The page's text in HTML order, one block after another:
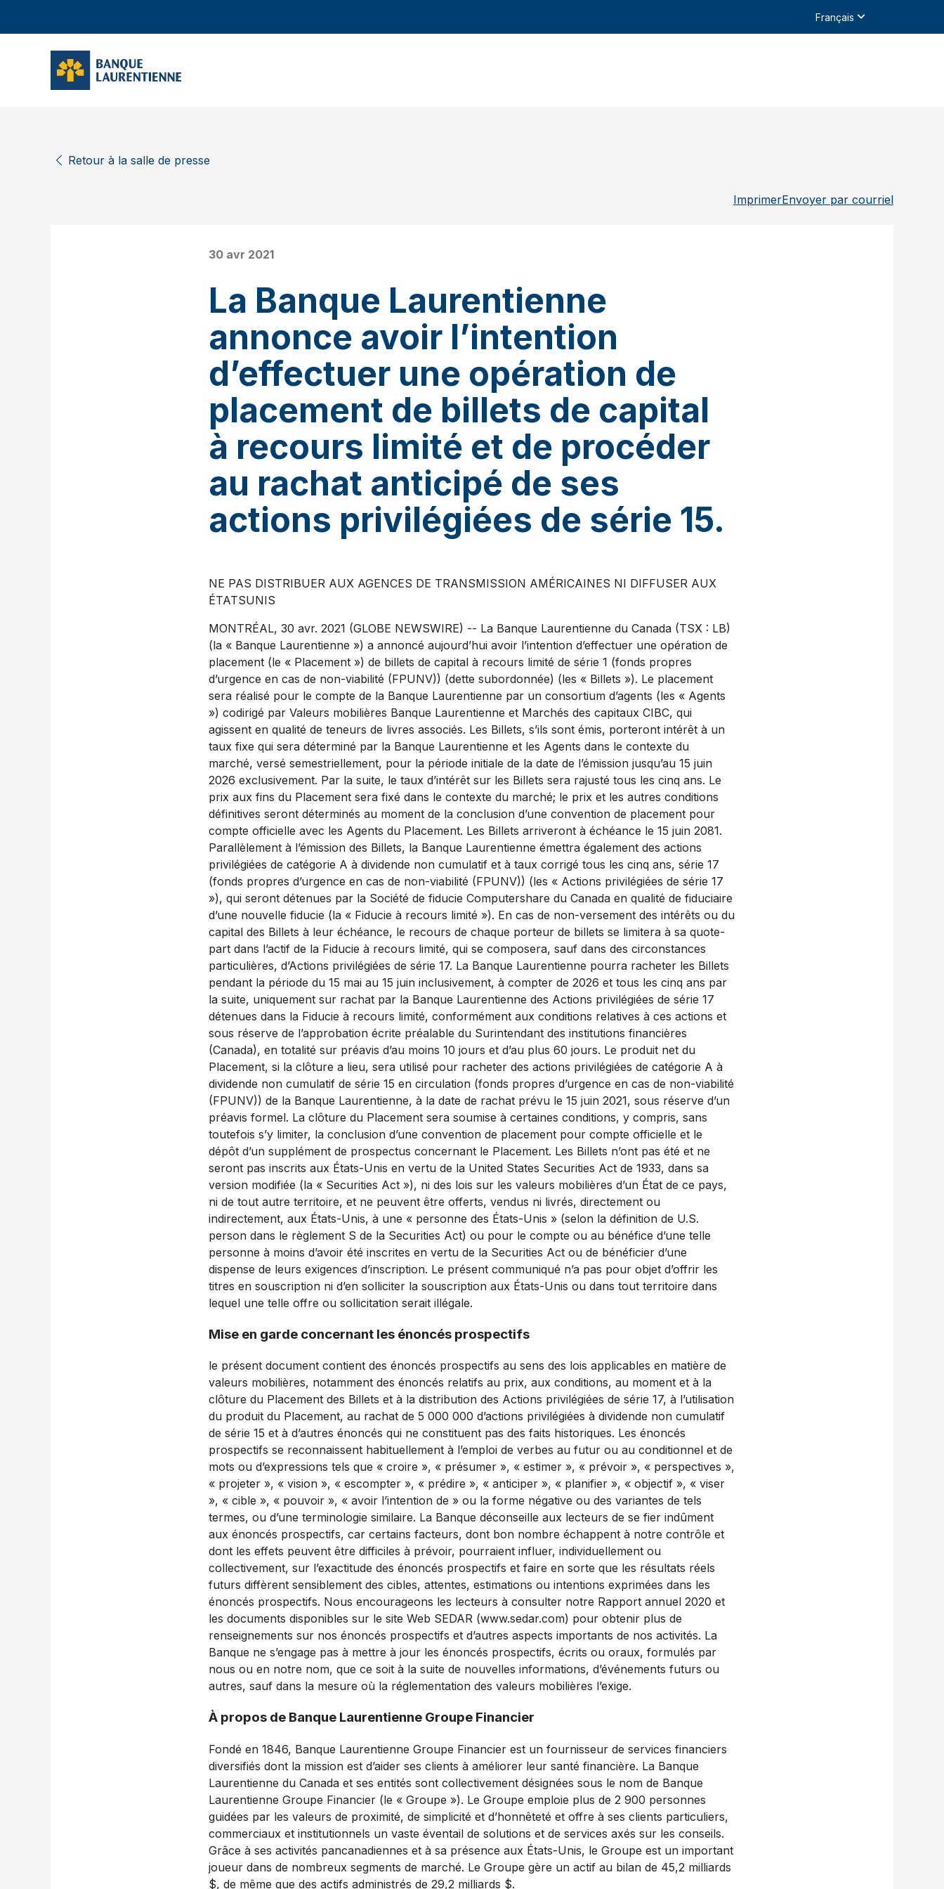
Français
Retour à la salle de presse
ImprimerEnvoyer par courriel
30 avr 2021
La Banque Laurentienne
annonce avoir l’intention
d’effectuer une opération de
placement de billets de capital
à recours limité et de procéder
au rachat anticipé de ses
actions privilégiées de série 15.
NE PAS DISTRIBUER AUX AGENCES DE TRANSMISSION AMÉRICAINES NI DIFFUSER AUX
ÉTATSUNIS
MONTRÉAL, 30 avr. 2021 (GLOBE NEWSWIRE) -- La Banque Laurentienne du Canada (TSX : LB)
(la « Banque Laurentienne ») a annoncé aujourd’hui avoir l’intention d’effectuer une opération de
placement (le « Placement ») de billets de capital à recours limité de série 1 (fonds propres
d’urgence en cas de non-viabilité (FPUNV)) (dette subordonnée) (les « Billets »). Le placement
sera réalisé pour le compte de la Banque Laurentienne par un consortium d’agents (les « Agents
») codirigé par Valeurs mobilières Banque Laurentienne et Marchés des capitaux CIBC, qui
agissent en qualité de teneurs de livres associés. Les Billets, s’ils sont émis, porteront intérêt à un
taux fixe qui sera déterminé par la Banque Laurentienne et les Agents dans le contexte du
marché, versé semestriellement, pour la période initiale de la date de l’émission jusqu’au 15 juin
2026 exclusivement. Par la suite, le taux d’intérêt sur les Billets sera rajusté tous les cinq ans. Le
prix aux fins du Placement sera fixé dans le contexte du marché; le prix et les autres conditions
définitives seront déterminés au moment de la conclusion d’une convention de placement pour
compte officielle avec les Agents du Placement. Les Billets arriveront à échéance le 15 juin 2081.
Parallèlement à l’émission des Billets, la Banque Laurentienne émettra également des actions
privilégiées de catégorie A à dividende non cumulatif et à taux corrigé tous les cinq ans, série 17
(fonds propres d’urgence en cas de non-viabilité (FPUNV)) (les « Actions privilégiées de série 17
»), qui seront détenues par la Société de fiducie Computershare du Canada en qualité de fiduciaire
d’une nouvelle fiducie (la « Fiducie à recours limité »). En cas de non-versement des intérêts ou du
capital des Billets à leur échéance, le recours de chaque porteur de billets se limitera à sa quote-
part dans l’actif de la Fiducie à recours limité, qui se composera, sauf dans des circonstances
particulières, d’Actions privilégiées de série 17. La Banque Laurentienne pourra racheter les Billets
pendant la période du 15 mai au 15 juin inclusivement, à compter de 2026 et tous les cinq ans par
la suite, uniquement sur rachat par la Banque Laurentienne des Actions privilégiées de série 17
détenues dans la Fiducie à recours limité, conformément aux conditions relatives à ces actions et
sous réserve de l’approbation écrite préalable du Surintendant des institutions financières
(Canada), en totalité sur préavis d’au moins 10 jours et d’au plus 60 jours. Le produit net du
Placement, si la clôture a lieu, sera utilisé pour racheter des actions privilégiées de catégorie A à
dividende non cumulatif de série 15 en circulation (fonds propres d’urgence en cas de non-viabilité
(FPUNV)) de la Banque Laurentienne, à la date de rachat prévu le 15 juin 2021, sous réserve d’un
préavis formel. La clôture du Placement sera soumise à certaines conditions, y compris, sans
toutefois s’y limiter, la conclusion d’une convention de placement pour compte officielle et le
dépôt d’un supplément de prospectus concernant le Placement. Les Billets n’ont pas été et ne
seront pas inscrits aux États-Unis en vertu de la United States Securities Act de 1933, dans sa
version modifiée (la « Securities Act »), ni des lois sur les valeurs mobilières d’un État de ce pays,
ni de tout autre territoire, et ne peuvent être offerts, vendus ni livrés, directement ou
indirectement, aux États-Unis, à une « personne des États-Unis » (selon la définition de U.S.
person dans le règlement S de la Securities Act) ou pour le compte ou au bénéfice d’une telle
personne à moins d’avoir été inscrites en vertu de la Securities Act ou de bénéficier d’une
dispense de leurs exigences d’inscription. Le présent communiqué n’a pas pour objet d’offrir les
titres en souscription ni d’en solliciter la souscription aux États-Unis ou dans tout territoire dans
lequel une telle offre ou sollicitation serait illégale.
Mise en garde concernant les énoncés prospectifs
le présent document contient des énoncés prospectifs au sens des lois applicables en matière de
valeurs mobilières, notamment des énoncés relatifs au prix, aux conditions, au moment et à la
clôture du Placement des Billets et à la distribution des Actions privilégiées de série 17, à l’utilisation
du produit du Placement, au rachat de 5 000 000 d’actions privilégiées à dividende non cumulatif
de série 15 et à d’autres énoncés qui ne constituent pas des faits historiques. Les énoncés
prospectifs se reconnaissent habituellement à l’emploi de verbes au futur ou au conditionnel et de
mots ou d’expressions tels que « croire », « présumer », « estimer », « prévoir », « perspectives »,
« projeter », « vision », « escompter », « prédire », « anticiper », « planifier », « objectif », « viser
», « cible », « pouvoir », « avoir l’intention de » ou la forme négative ou des variantes de tels
termes, ou d’une terminologie similaire. La Banque déconseille aux lecteurs de se fier indûment
aux énoncés prospectifs, car certains facteurs, dont bon nombre échappent à notre contrôle et
dont les effets peuvent être difficiles à prévoir, pourraient influer, individuellement ou
collectivement, sur l’exactitude des énoncés prospectifs et faire en sorte que les résultats réels
futurs diffèrent sensiblement des cibles, attentes, estimations ou intentions exprimées dans les
énoncés prospectifs. Nous encourageons les lecteurs à consulter notre Rapport annuel 2020 et
les documents disponibles sur le site Web SEDAR (www.sedar.com) pour obtenir plus de
renseignements sur nos énoncés prospectifs et d’autres aspects importants de nos activités. La
Banque ne s’engage pas à mettre à jour les énoncés prospectifs, écrits ou oraux, formulés par
nous ou en notre nom, que ce soit à la suite de nouvelles informations, d’événements futurs ou
autres, sauf dans la mesure où la réglementation des valeurs mobilières l’exige.
À propos de Banque Laurentienne Groupe Financier
Fondé en 1846, Banque Laurentienne Groupe Financier est un fournisseur de services financiers
diversifiés dont la mission est d’aider ses clients à améliorer leur santé financière. La Banque
Laurentienne du Canada et ses entités sont collectivement désignées sous le nom de Banque
Laurentienne Groupe Financier (le « Groupe »). Le Groupe emploie plus de 2 900 personnes
guidées par les valeurs de proximité, de simplicité et d’honnêteté et offre à ses clients particuliers,
commerciaux et institutionnels un vaste éventail de solutions et de services axés sur les conseils.
Grâce à ses activités pancanadiennes et à sa présence aux États-Unis, le Groupe est un important
joueur dans de nombreux segments de marché. Le Groupe gère un actif au bilan de 45,2 milliards
$, de même que des actifs administrés de 29,2 milliards $.